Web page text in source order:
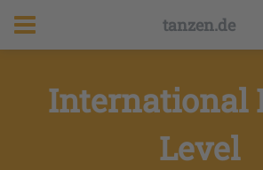
tanzen.de
International
Level